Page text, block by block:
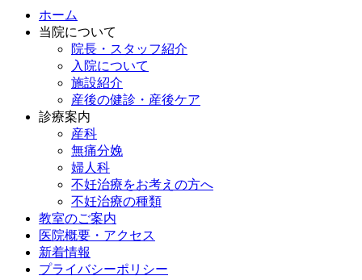
ホーム
当院について
院長・スタッフ紹介
入院について
施設紹介
産後の健診・産後ケア
診療案内
産科
無痛分娩
婦人科
不妊治療をお考えの方へ
不妊治療の種類
教室のご案内
医院概要・アクセス
新着情報
プライバシーポリシー